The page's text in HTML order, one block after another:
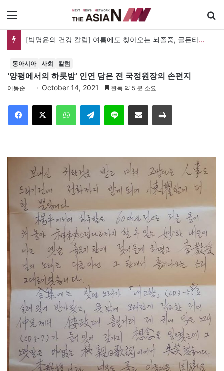
[박명윤의 건강 칼럼] 여름에도 찾아오는 뇌졸중, 골든타임을 지켜라
동아시아 사회 칼럼
‘양평에서의 하룻밤’ 인연 담은 전 국정원장의 손편지
이동순 October 14, 2021 완독 약 5 분 소요
Telegram 이메일